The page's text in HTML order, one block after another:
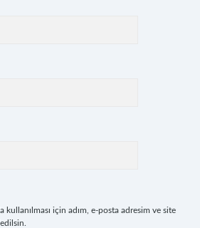
kullanılması için adım, e-posta adresim ve site